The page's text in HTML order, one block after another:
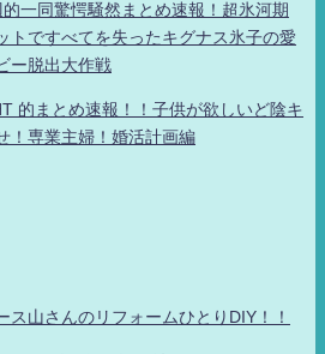
一同驚愕騒然まとめ速報！超氷河期
トですべてを失ったキグナス氷子の愛
ー脱出大作戦
的まとめ速報！！子供が欲しいど陰キ
！専業主婦！婚活計画編
ス山さんのリフォームひとりDIY！！